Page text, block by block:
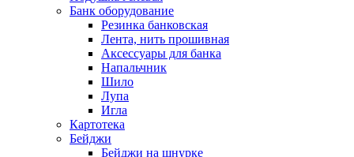
Банк оборудование
Резинка банковская
Лента, нить прошивная
Аксессуары для банка
Напальчник
Шило
Лупа
Игла
Картотека
Бейджи
Бейджи на шнурке